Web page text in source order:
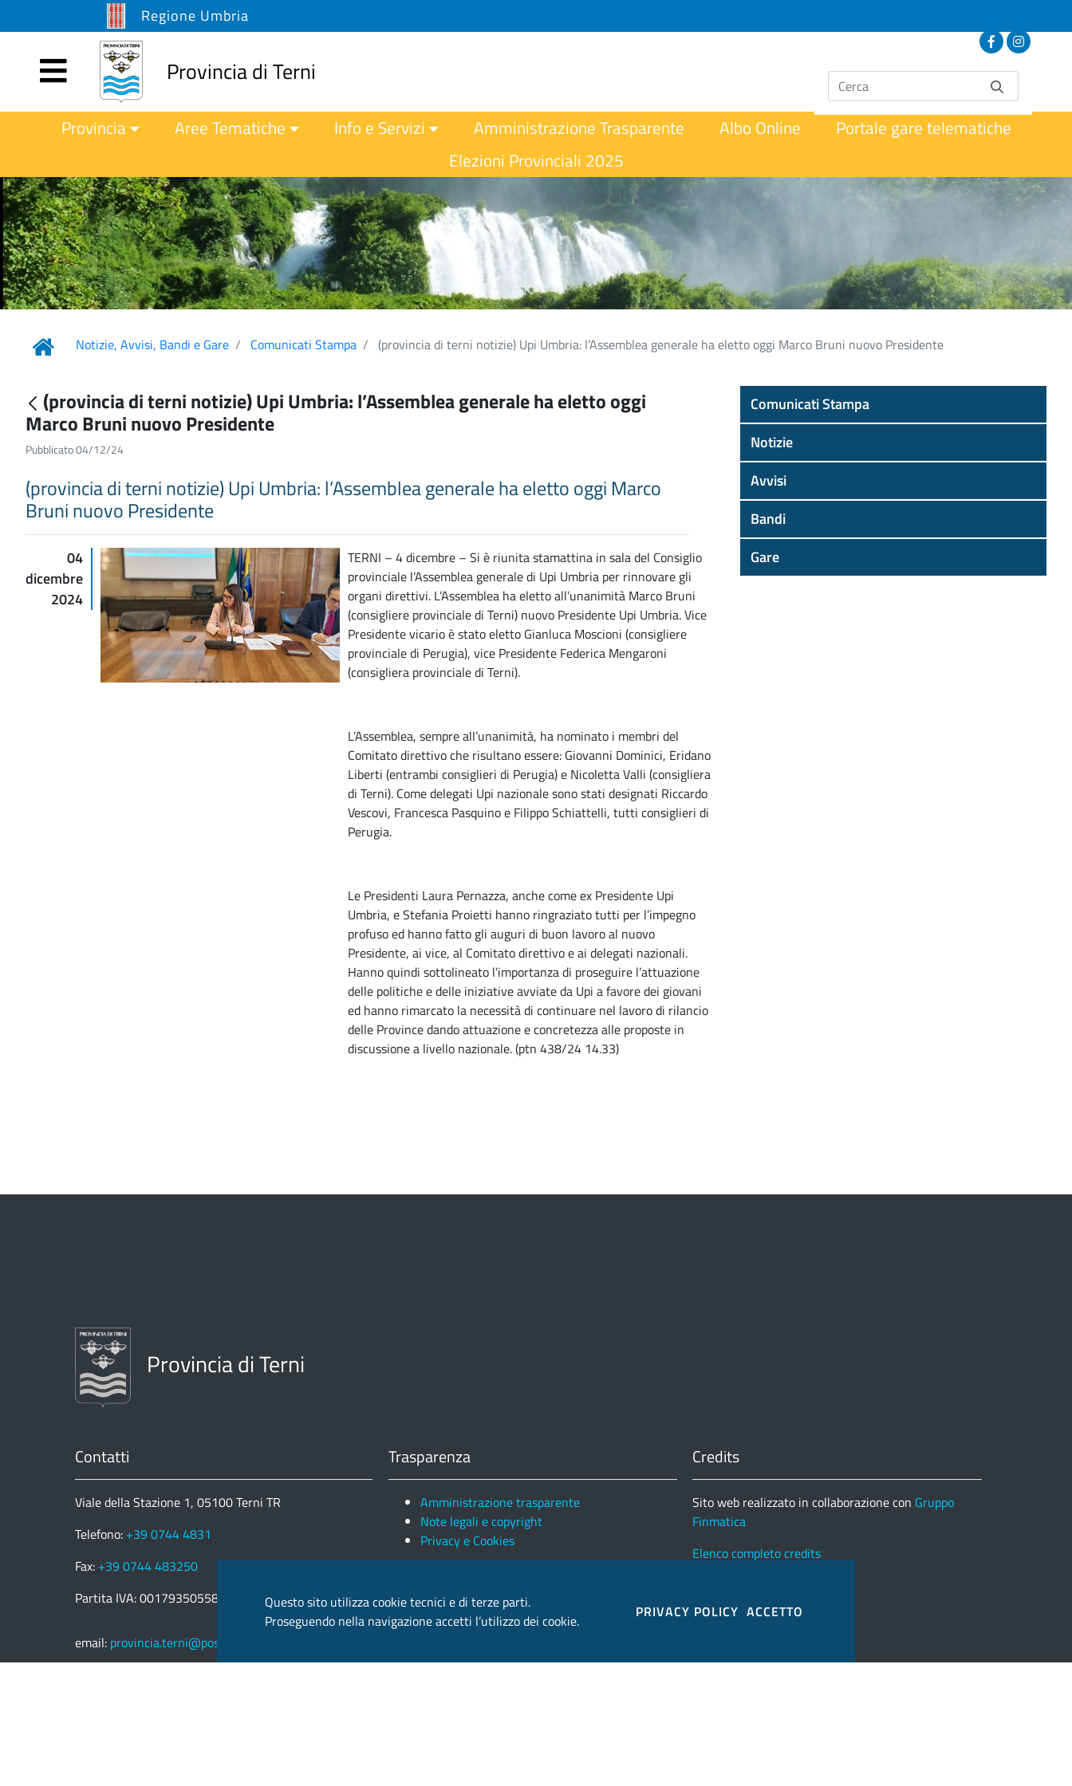
Regione Umbria
Provincia di Terni
Provincia Aree Tematiche Info e Servizi Amministrazione Trasparente Albo Online
Portale gare telematiche
Elezioni Provinciali 2025
Notizie, Avvisi, Bandi e Gare Comunicati Stampa (provincia di terni notizie) Upi Umbria: l’Assemblea generale ha eletto oggi Marco Bruni nuovo Presidente
(provincia di terni notizie) Upi Umbria: l’Assemblea generale ha eletto oggi
Marco Bruni nuovo Presidente
Pubblicato 04/12/24
(provincia di terni notizie) Upi Umbria: l’Assemblea generale ha eletto oggi Marco
Bruni nuovo Presidente
04
dicembre
2024
TERNI – 4 dicembre – Si è riunita stamattina in sala del Consiglio
provinciale l’Assemblea generale di Upi Umbria per rinnovare gli
organi direttivi. L’Assemblea ha eletto all’unanimità Marco Bruni
(consigliere provinciale di Terni) nuovo Presidente Upi Umbria. Vice
Presidente vicario è stato eletto Gianluca Moscioni (consigliere
provinciale di Perugia), vice Presidente Federica Mengaroni
(consigliera provinciale di Terni).
L’Assemblea, sempre all’unanimità, ha nominato i membri del
Comitato direttivo che risultano essere: Giovanni Dominici, Eridano
Liberti (entrambi consiglieri di Perugia) e Nicoletta Valli (consigliera
di Terni). Come delegati Upi nazionale sono stati designati Riccardo
Vescovi, Francesca Pasquino e Filippo Schiattelli, tutti consiglieri di
Perugia.
Le Presidenti Laura Pernazza, anche come ex Presidente Upi
Umbria, e Stefania Proietti hanno ringraziato tutti per l’impegno
profuso ed hanno fatto gli auguri di buon lavoro al nuovo
Presidente, ai vice, al Comitato direttivo e ai delegati nazionali.
Hanno quindi sottolineato l’importanza di proseguire l’attuazione
delle politiche e delle iniziative avviate da Upi a favore dei giovani
ed hanno rimarcato la necessità di continuare nel lavoro di rilancio
delle Province dando attuazione e concretezza alle proposte in
discussione a livello nazionale. (ptn 438/24 14.33)
Comunicati Stampa
Notizie
Avvisi
Bandi
Gare
Provincia di Terni
Contatti
Viale della Stazione 1, 05100 Terni TR
Telefono: +39 0744 4831
Fax: +39 0744 483250
Partita IVA: 00179350558
email: provincia.terni@postacert.umbria.it
Trasparenza
Amministrazione trasparente
Note legali e copyright
Privacy e Cookies
Credits
Sito web realizzato in collaborazione con Gruppo
Finmatica
Elenco completo credits
Questo sito utilizza cookie tecnici e di terze parti.
Proseguendo nella navigazione accetti l’utilizzo dei cookie.
PRIVACY POLICY ACCETTO